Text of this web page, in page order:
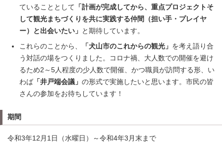
ていることとして 「計画が完成してから、重点プロジェクトそ
して観光まちづくりを共に実践する仲間（担い手・プレイヤ
ー）と出会いたい」 と期待しています。
これらのことから、 「犬山市のこれからの観光」 を考え語り合
う対話の場をつくりました。コロナ禍、大人数での開催を避け
るため2～5人程度の少人数で開催、かつ職員が訪問する形、い
わば 「井戸端会議」 の形式で実施したいと思います。市民の皆
さんの参加をお待ちしています！
期間
令和3年12月1日（水曜日）～令和4年3月末まで